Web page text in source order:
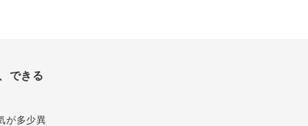
できる
が多少異